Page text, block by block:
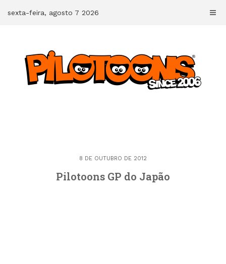
sexta-feira, agosto 7 2026
8 DE OUTUBRO DE 2012
Pilotoons GP do Japão